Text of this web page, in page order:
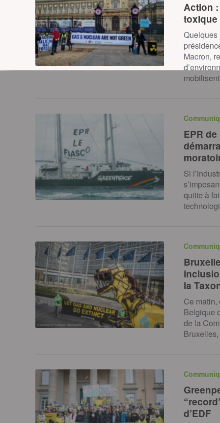
Action
toxique
Quelques
Macron,
EPR
Si
quitte à
la
Ce
Belgique
de la
d’EDF